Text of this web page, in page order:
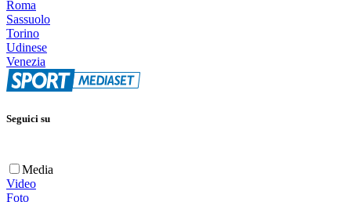
Roma
Sassuolo
Torino
Udinese
Venezia
Seguici su
Media
Video
Foto